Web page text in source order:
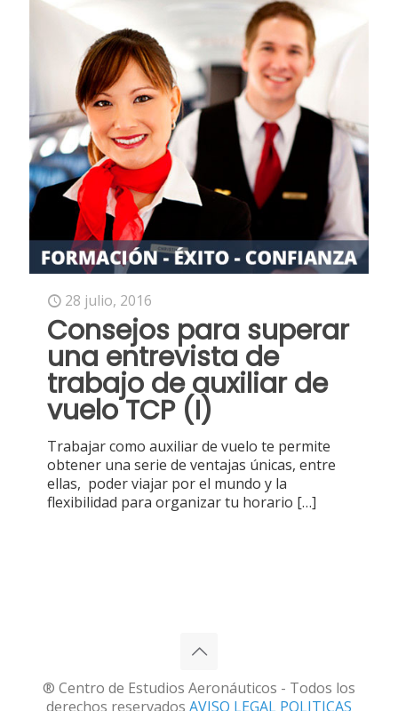
28 julio, 2016
Consejos para superar
una entrevista de
trabajo de auxiliar de
vuelo TCP (I)
Trabajar como auxiliar de vuelo te permite
obtener una serie de ventajas únicas, entre
ellas, poder viajar por el mundo y la
flexibilidad para organizar tu horario […]
® Centro de Estudios Aeronáuticos - Todos los
derechos reservados AVISO LEGAL POLITICAS